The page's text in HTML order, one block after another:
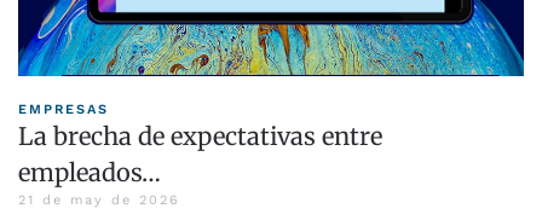
EMPRESAS
La brecha de expectativas entre
empleados…
21 de may de 2026